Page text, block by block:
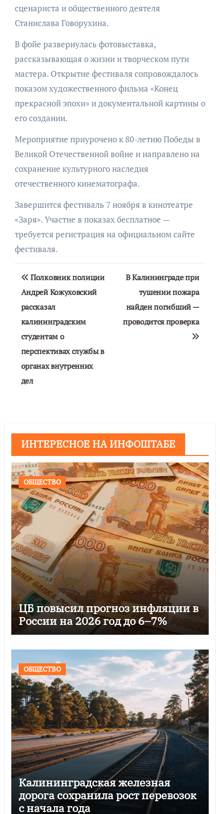
сценариста и общественного деятеля
Станислава Говорухина.
В фойе развернулась фотовыставка,
рассказывающая о жизни и творческом пути
мастера. Открытие фестиваля сопровождалось
показом художественного фильма «Конец
прекрасной эпохи» и документальной картины о
его создании.
Мероприятие приурочено к 80-летию Победы в
Великой Отечественной войне и направлено на
сохранение культурного наследия
отечественного кинематографа.
Завершится фестиваль 7 ноября в кинотеатре
«Заря». Участие в показах бесплатное —
требуется регистрация на официальном сайте
фестиваля.
Навигация
по
записям
Полковник полиции
Андрей Кожуховский
рассказал
калининградским
студентам о
перспективах службы в
органах внутренних
дел
В Калининграде при
тушении пожара
найден погибший —
проводится проверка
ИНТЕРЕСНОЕ НА ИНФОШТАБЕ
ОБЩЕСТВО
ЦБ повысил прогноз инфляции в
России на 2026 год до 6–7%
ОБЩЕСТВО
Калининградская железная
дорога сохранила рост перевозок
с начала года